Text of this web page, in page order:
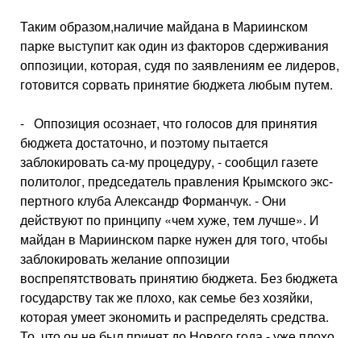
Таким образом,наличие майдана в Мариинском
парке выступит как один из факторов сдерживания
оп­позиции, которая, судя по заявлени­ям ее лидеров,
готовится сорвать принятие бюджета любым путем.
- Оппозиция осознает, что голосов для принятия
бюджета достаточно, и поэтому пытается
заблокировать са-му процедуру, - со­общил газете
полито­лог, председатель прав­ления Крымского экс­
пертного клуба Алек­сандр Форманчук. - Они
действуют по принципу «чем хуже, тем лучше». И
майдан в Мариинском парке нужен для того, чтобы
заблоки­ровать желание оппозиции
воспрепятствовать принятию бюджета. Без бюджета
государству так же плохо, как семье без хозяй­ки,
которая умеет экономить и рас­пределять средства.